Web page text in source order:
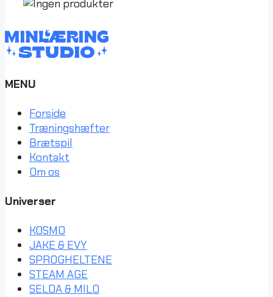
MENU
Forside
Træningshæfter
Brætspil
Kontakt
Om os
Universer
KOSMO
JAKE & EVY
SPROGHELTENE
STEAM AGE
SELDA & MILO